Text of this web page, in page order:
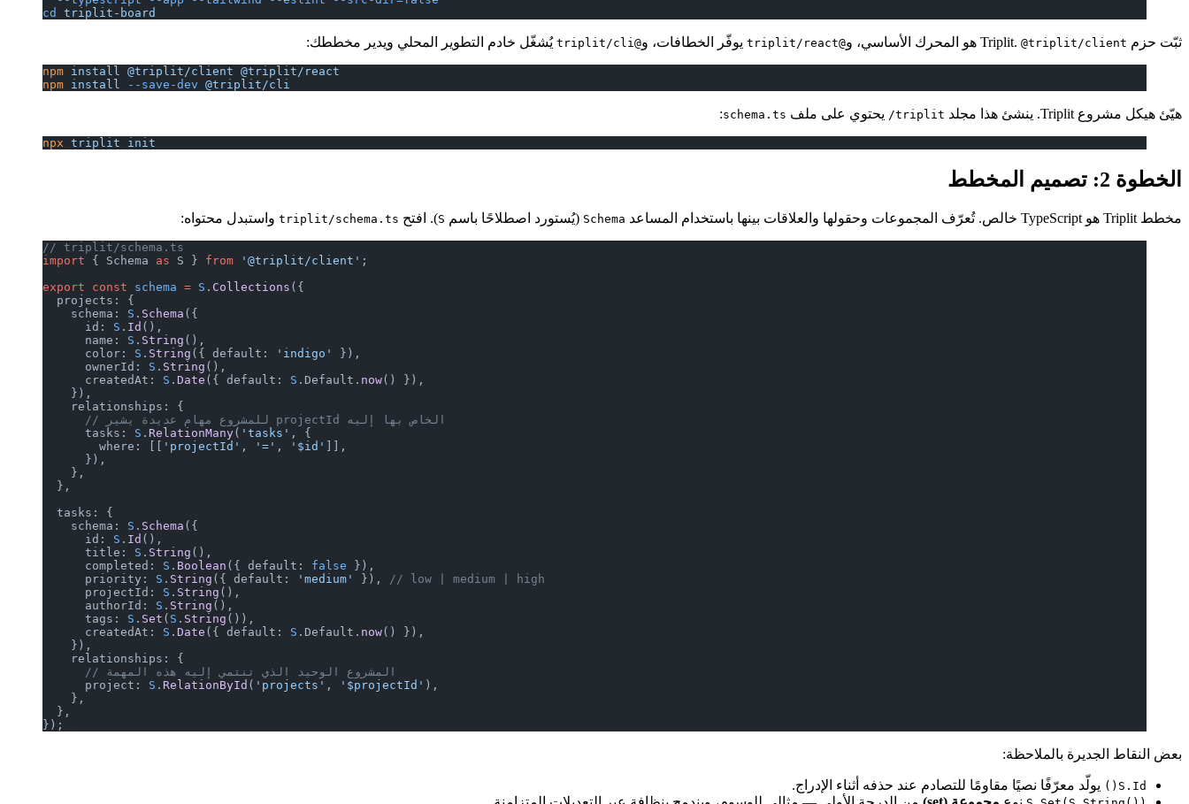
cd
triplit-board
ثبّت حزم Triplit. @triplit/client هو المحرك الأساسي، و@triplit/react يوفّر الخطافات، و@triplit/cli يُشغّل خادم التطوير المحلي ويدير مخططك:
npm install @triplit/client @triplit/react
npm install --save-dev @triplit/cli
هيّئ هيكل مشروع Triplit. ينشئ هذا مجلد triplit/ يحتوي على ملف schema.ts
:
npx triplit init
الخطوة 2: تصميم المخطط
مخطط Triplit هو TypeScript خالص. تُعرّف المجموعات وحقولها والعلاقات بينها باستخدام المساعد Schema (يُستورد اصطلاحًا باسم S). افتح triplit/schema.ts واستبدل محتواه:
// triplit/schema.ts
import { Schema as S } from '@triplit/client' ;
export const schema = S . Collections ({
  projects: {
    schema:
S . Schema ({
      id:
S . Id (),
      name:
S . String (),
      color:
S . String ({ default: 'indigo'
}),
      ownerId:
S . String (),
      createdAt:
S . Date ({ default: S .Default. now() }),
    }),
    relationships: {
      // للمشروع مهام عديدة يشير projectId الخاص بها إليه
      tasks:
S . RelationMany( 'tasks' , {
        where: [[
'projectId' , '=' , '$id'
]],
      }),
    },
  },
  tasks: {
    schema:
S . Schema ({
      id:
S . Id (),
      title:
S . String (),
      completed:
S . Boolean ({ default: false }),
      priority:
S . String ({ default: 'medium' }),
// low | medium | high
      projectId:
S . String (),
      authorId:
S . String (),
      tags:
S . Set ( S . String ()),
      createdAt:
S . Date ({ default: S .Default. now() }),
    }),
    relationships: {
      // المشروع الوحيد الذي تنتمي إليه هذه المهمة
      project:
S . RelationById ( 'projects' , '$projectId' ),
    },
  },
});
بعض النقاط الجديرة بالملاحظة:
S.Id() يولّد معرّفًا نصيًا مقاومًا للتصادم عند حذفه أثناء الإدراج.